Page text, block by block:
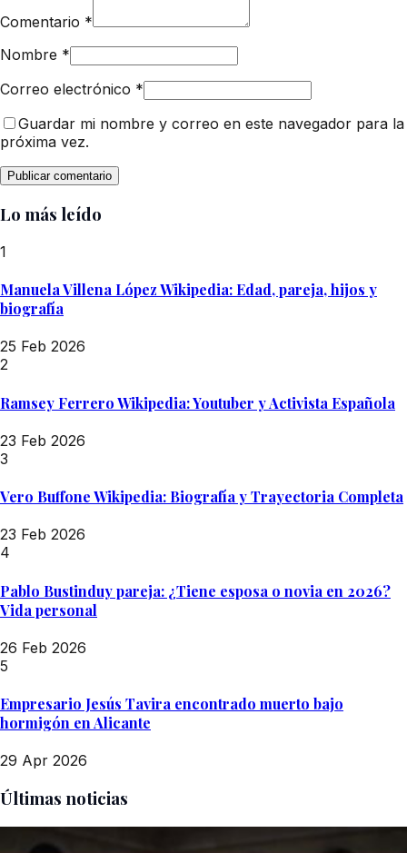
Comentario *
Nombre *
Correo electrónico *
Guardar mi nombre y correo en este navegador para la
próxima vez.
Lo más leído
1
Manuela Villena López Wikipedia: Edad, pareja, hijos y
biografía
25 Feb 2026
2
Ramsey Ferrero Wikipedia: Youtuber y Activista Española
23 Feb 2026
3
Vero Buffone Wikipedia: Biografía y Trayectoria Completa
23 Feb 2026
4
Pablo Bustinduy pareja: ¿Tiene esposa o novia en 2026?
Vida personal
26 Feb 2026
5
Empresario Jesús Tavira encontrado muerto bajo
hormigón en Alicante
29 Apr 2026
Últimas noticias